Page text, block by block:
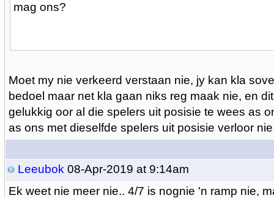
mag ons?
Moet my nie verkeerd verstaan nie, jy kan kla
bedoel maar net kla gaan niks reg maak nie, en
gelukkig oor al die spelers uit posisie te wees as
as ons met dieselfde spelers uit posisie verloor
Leeubok 08-Apr-2019 at 9:14am
Ek weet nie meer nie.. 4/7 is nognie 'n ramp nie,